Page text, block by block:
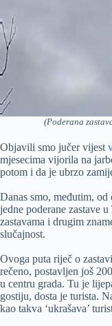
(Poderana
Objavili smo jučer vijest
mjesecima vijorila na
potom i da je ubrzo
Danas smo, međutim,
jedne poderane zastave
zastavama i drugim
slučajnost.
Ovoga puta riječ o
rečeno, postavljen još
u centru grada. Tu je
gostiju, dosta je turista.
kao takva ‘ukrašava’